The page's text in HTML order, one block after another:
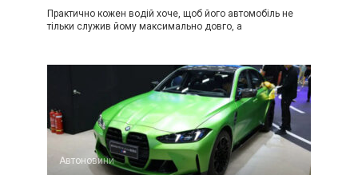
Практично кожен водій хоче, щоб його автомобіль не
тільки служив йому максимально довго, а
Автоновини